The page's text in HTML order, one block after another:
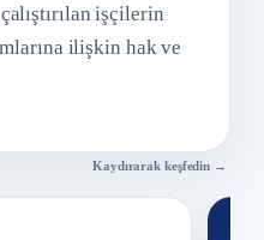
işçilerin
ilişkin hak ve
Kaydırarak keşfedin →